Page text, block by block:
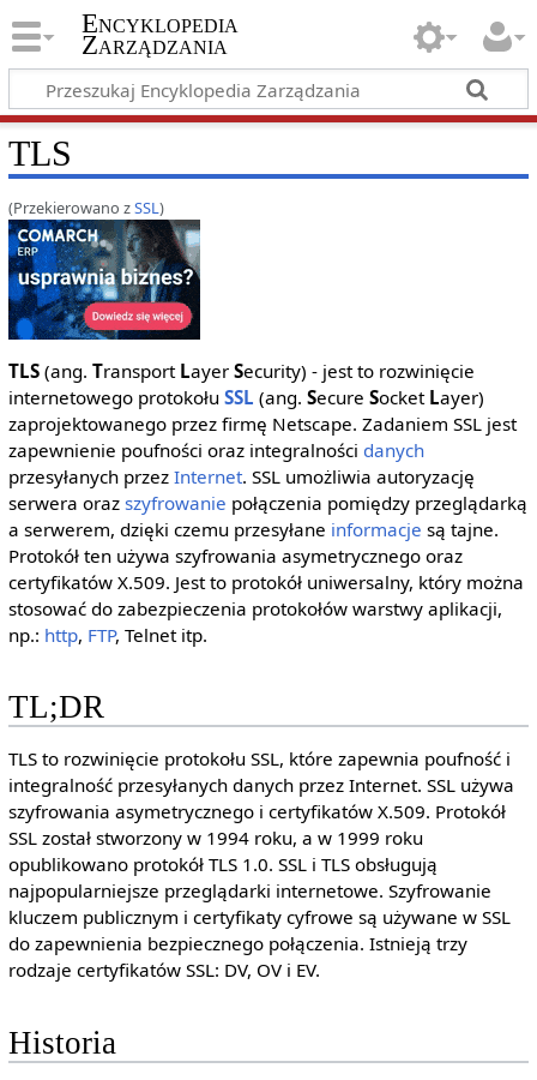
Encyklopedia
Zarządzania
TLS
(Przekierowano zSSL)
TLS(ang. Transport Layer Security) - jest to rozwinięcie
internetowego protokołu SSL (ang. Secure Socket Layer)
zaprojektowanego przez firmę Netscape. Zadaniem SSL jest
zapewnienie poufności oraz integralności danych
przesyłanych przez Internet. SSL umożliwia autoryzację
serwera oraz szyfrowanie połączenia pomiędzy przeglądarką
a serwerem, dzięki czemu przesyłane informacje są tajne.
Protokół ten używa szyfrowania asymetrycznego oraz
certyfikatów X.509. Jest to protokół uniwersalny, który można
stosować do zabezpieczenia protokołów warstwy aplikacji,
np.: http, FTP, Telnet itp.
TL;DR
TLS to rozwinięcie protokołu SSL, które zapewnia poufność i
integralność przesyłanych danych przez Internet. SSL używa
szyfrowania asymetrycznego i certyfikatów X.509. Protokół
SSL został stworzony w 1994 roku, a w 1999 roku
opublikowano protokół TLS 1.0. SSL i TLS obsługują
najpopularniejsze przeglądarki internetowe. Szyfrowanie
kluczem publicznym i certyfikaty cyfrowe są używane w SSL
do zapewnienia bezpiecznego połączenia. Istnieją trzy
rodzaje certyfikatów SSL: DV, OV i EV.
Historia